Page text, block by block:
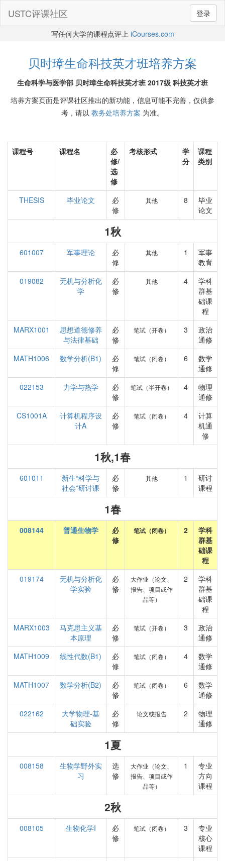
登录
USTC评课社区
写任何大学的课程点评上 iCourses.com
贝时璋生命科技英才班培养方案
生命科学与医学部 贝时璋生命科技英才班 2017级 科技英才班
培养方案页面是评课社区推出的新功能，信息可能不完善，仅供参
考，请以 教务处培养方案 为准。
课程号 课程名
必
修/
选
修
考核形式
学
分
课程
类别
THESIS 毕业论文
必
修
其他 8
毕业
论文
1秋
601007 军事理论
必
修
其他 1
军事
教育
019082
无机与分析化
学
必
修
其他 4
学科
群基
础课
程
MARX1001
思想道德修养
与法律基础
必
修
笔试（开卷） 3
政治
通修
MATH1006
数学分析(B1)
必
修
笔试（闭卷） 6
数学
通修
022153
力学与热学
必
修
笔试（半开卷） 4
物理
通修
CS1001A
计算机程序设
计A
必
修
笔试（闭卷） 4
计算
机通
修
1秋,1春
601011
新生“科学与
社会”研讨课
必
修
其他 1
研讨
课程
1春
008144 普通生物学
必
修
笔试（闭卷） 2
学科
群基
础课
程
019174
无机与分析化
学实验
必
修
大作业（论文、
报告、项目或作
品等）
2
学科
群基
础课
程
MARX1003
马克思主义基
本原理
必
修
笔试（开卷） 3
政治
通修
MATH1009
线性代数(B1)
必
修
笔试（闭卷） 4
数学
通修
MATH1007
数学分析(B2)
必
修
笔试（闭卷） 6
数学
通修
022162
大学物理-基
础实验
必
修
论文或报告 2
物理
通修
1夏
008158
生物学野外实
习
选
修
大作业（论文、
报告、项目或作
品等）
1
专业
方向
课程
2秋
008105 生物化学I
必
修
笔试（闭卷） 3
专业
核心
课程